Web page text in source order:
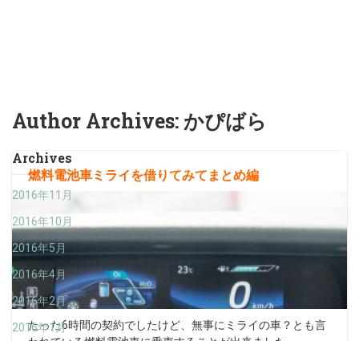
Author Archives: かぴばら
Archives
2016年11月
2016年10月
2016年5月
2016年4月
2016年2月
2016年1月
燃料電池車ミライを借りてみてまとめ編
たった6時間の契約でしたけど、無事にミライの車？とも言